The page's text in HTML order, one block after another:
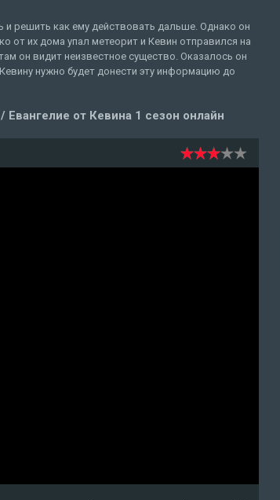
решить как ему действовать дальше. Однако он
от их дома упал метеорит и Кевин отправился на
он видит неизвестное существо. Оказалось он
нужно будет донести эту информацию до
от Кевина 1 сезон онлайн